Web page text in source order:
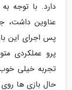
پرو عملکردی
تجربه خیلی خوب
حال بازی ها روی